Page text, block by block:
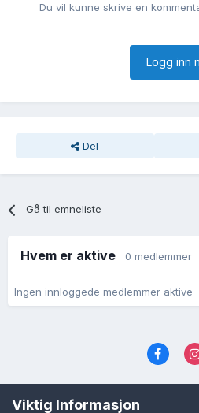
Du vil kunne skrive en
Logg inn
Del
Gå til emneliste
Hvem er aktive 0 medlemmer
Ingen innloggede medlemmer aktive
Cookies
Viktig Informasjon